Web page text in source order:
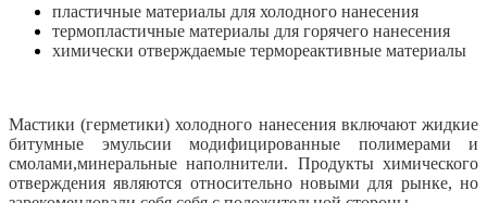
пластичные материалы для холодного нанесения
термопластичные материалы для горячего нанесения
химически отверждаемые термореактивные материалы
Мастики (герметики) холодного нанесения включают жидкие
битумные эмульсии модифицированные полимерами и
смолами,минеральные наполнители. Продукты химического
отверждения являются относительно новыми для рынке, но